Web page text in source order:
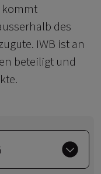
kommt
des
IWB ist an
beteiligt und